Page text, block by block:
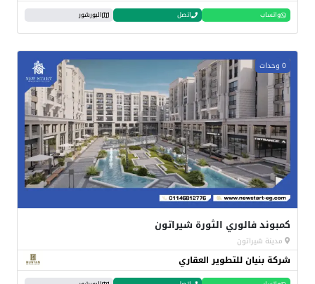
واتساب اتصل البورشور
0 وحدات
كمبوند فالوري الثورة شيراتون
مدينة شيراتون
شركة بنيان للتطوير العقاري